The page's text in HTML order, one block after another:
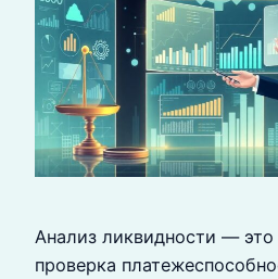
Анализ ликвидности — это
проверка